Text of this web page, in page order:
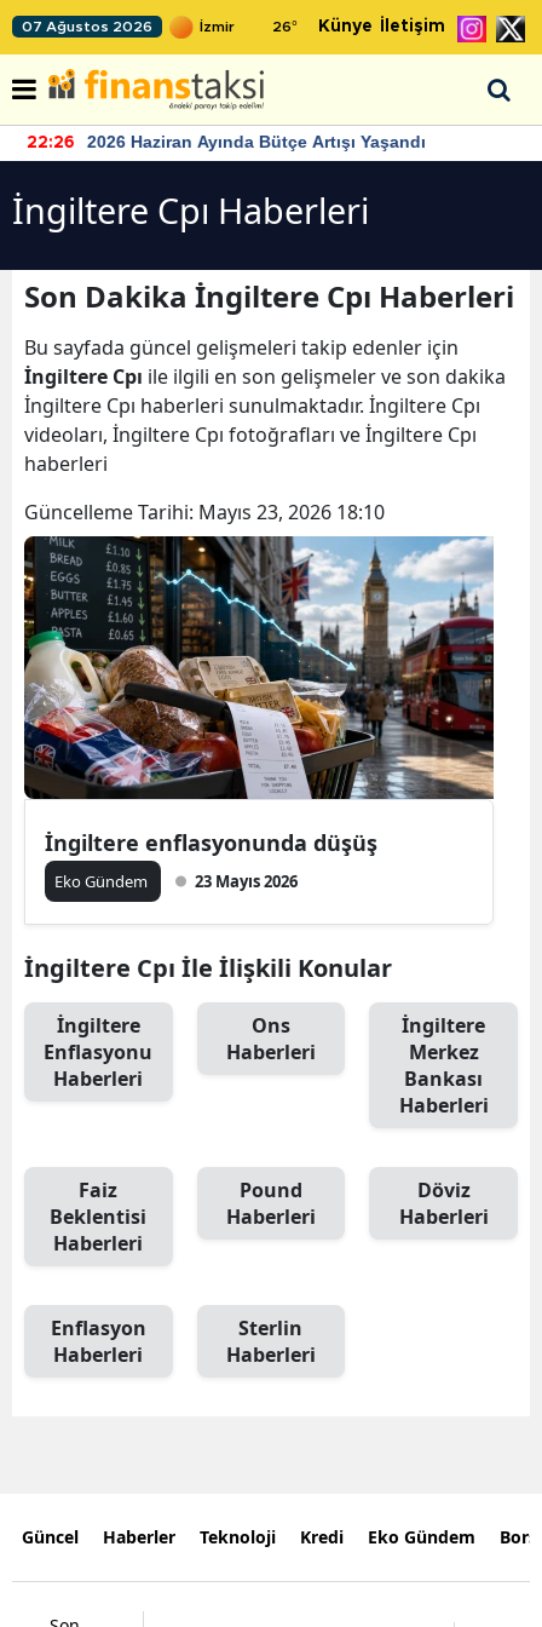
07 Ağustos 2026 26° Künye İletişim
22:26 2026 Haziran Ayında Bütçe Artışı Yaşandı
İngiltere Cpı Haberleri
Son Dakika İngiltere Cpı Haberleri
Bu sayfada güncel gelişmeleri takip edenler için
İngiltere Cpı ile ilgili en son gelişmeler ve son dakika
İngiltere Cpı haberleri sunulmaktadır. İngiltere Cpı
videoları, İngiltere Cpı fotoğrafları ve İngiltere Cpı
haberleri
Güncelleme Tarihi: Mayıs 23, 2026 18:10
İngiltere enflasyonunda düşüş
Eko Gündem 23 Mayıs 2026
İngiltere Cpı İle İlişkili Konular
İngiltere
Enflasyonu
Haberleri
Ons
Haberleri
İngiltere
Merkez
Bankası
Haberleri
Faiz
Beklentisi
Haberleri
Pound
Haberleri
Döviz
Haberleri
Enflasyon
Haberleri
Sterlin
Haberleri
Güncel Haberler Teknoloji Kredi Eko Gündem